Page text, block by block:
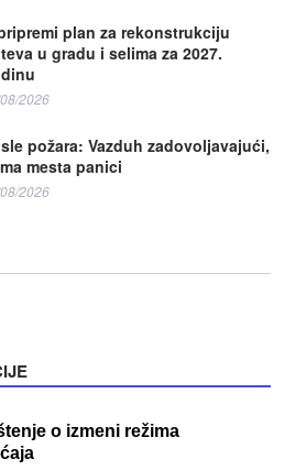
plan za rekonstrukciju
u gradu i selima za 2027.
2026
požara: Vazduh zadovoljavajući,
mesta panici
2026
o izmeni režima